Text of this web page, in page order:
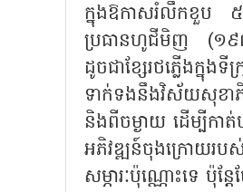
ក្នុងឱកាសរំលឹកខួប ៥
ប្រធានហូជីមិញ (១៩៧៦
ដូចជាខ្សែរថភ្លើងក្
ទាក់ទងនឹងវិស័យសុខាភិ
និងពីចម្ងាយ ដើម្បីកា
អភិវឌ្ឍន៍ចុងក្រោយរប
សម្ភារៈប៉ុណ្ណោះទេ ប៉ុន្